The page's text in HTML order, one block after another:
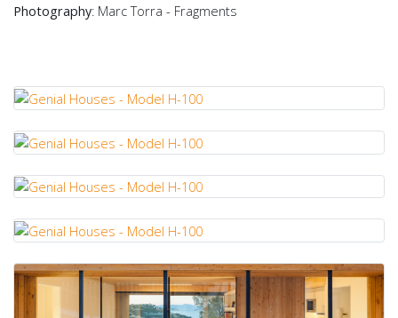
Photography: Marc Torra - Fragments